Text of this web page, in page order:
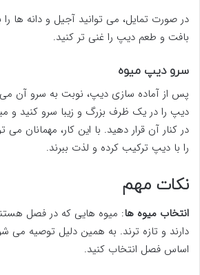
در صورت تمایل، می توانید آجیل و دانه ها
بافت و طعم دیپ را غنی تر کنید.
سرو دیپ میوه
پس از آماده سازی دیپ، نوبت به سرو آن
دیپ را در یک ظرف بزرگ و زیبا سرو کنید و
در کنار آن قرار دهید. با این کار، مهمانان می
را با دیپ ترکیب کرده و لذت ببرند.
نکات مهم
انتخاب میوه ها: میوه هایی که در فصل
دارند و تازه ترند. به همین دلیل توصیه می
اساس فصل انتخاب کنید.